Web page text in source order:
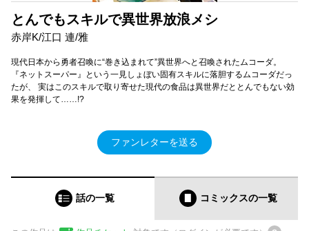
とんでもスキルで異世界放浪メシ
赤岸K/江口 連/雅
現代日本から勇者召喚に“巻き込まれて”異世界へと召喚されたムコーダ。
『ネットスーパー』という一見しょぼい固有スキルに落胆するムコーダだっ
たが、 実はこのスキルで取り寄せた現代の食品は異世界だととんでもない効
果を発揮して……!?
ファンレターを送る
話の一覧 コミックスの一覧